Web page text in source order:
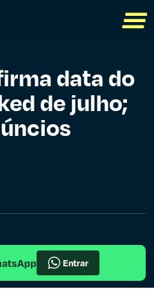
data do
de julho;
Entrar